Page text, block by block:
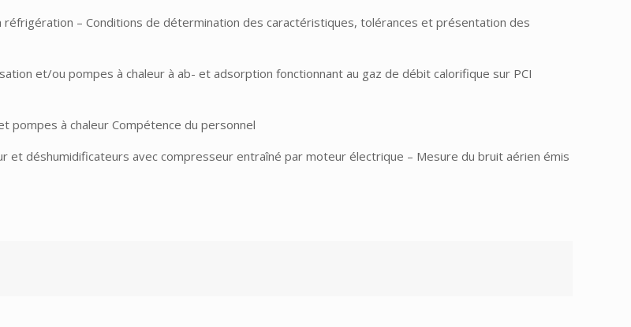
– Conditions de détermination des caractéristiques, tolérances et présentation des
et/ou pompes à chaleur à ab- et adsorption fonctionnant au gaz de débit calorifique sur PCI
pompes à chaleur Compétence du personnel
et déshumidificateurs avec compresseur entraîné par moteur électrique – Mesure du bruit aérien émis